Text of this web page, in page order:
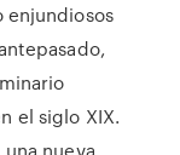
enjundiosos
el siglo XIX.
nueva